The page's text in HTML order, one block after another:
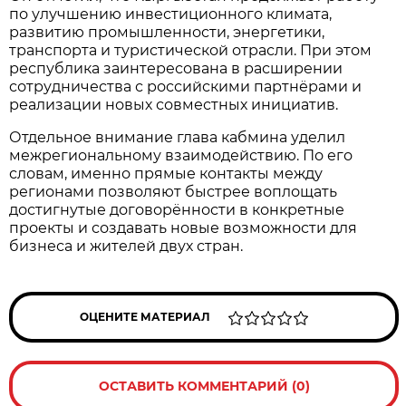
по улучшению инвестиционного климата,
развитию промышленности, энергетики,
транспорта и туристической отрасли. При этом
республика заинтересована в расширении
сотрудничества с российскими партнёрами и
реализации новых совместных инициатив.
Отдельное внимание глава кабмина уделил
межрегиональному взаимодействию. По его
словам, именно прямые контакты между
регионами позволяют быстрее воплощать
достигнутые договорённости в конкретные
проекты и создавать новые возможности для
бизнеса и жителей двух стран.
ОЦЕНИТЕ МАТЕРИАЛ
ОСТАВИТЬ КОММЕНТАРИЙ (0)